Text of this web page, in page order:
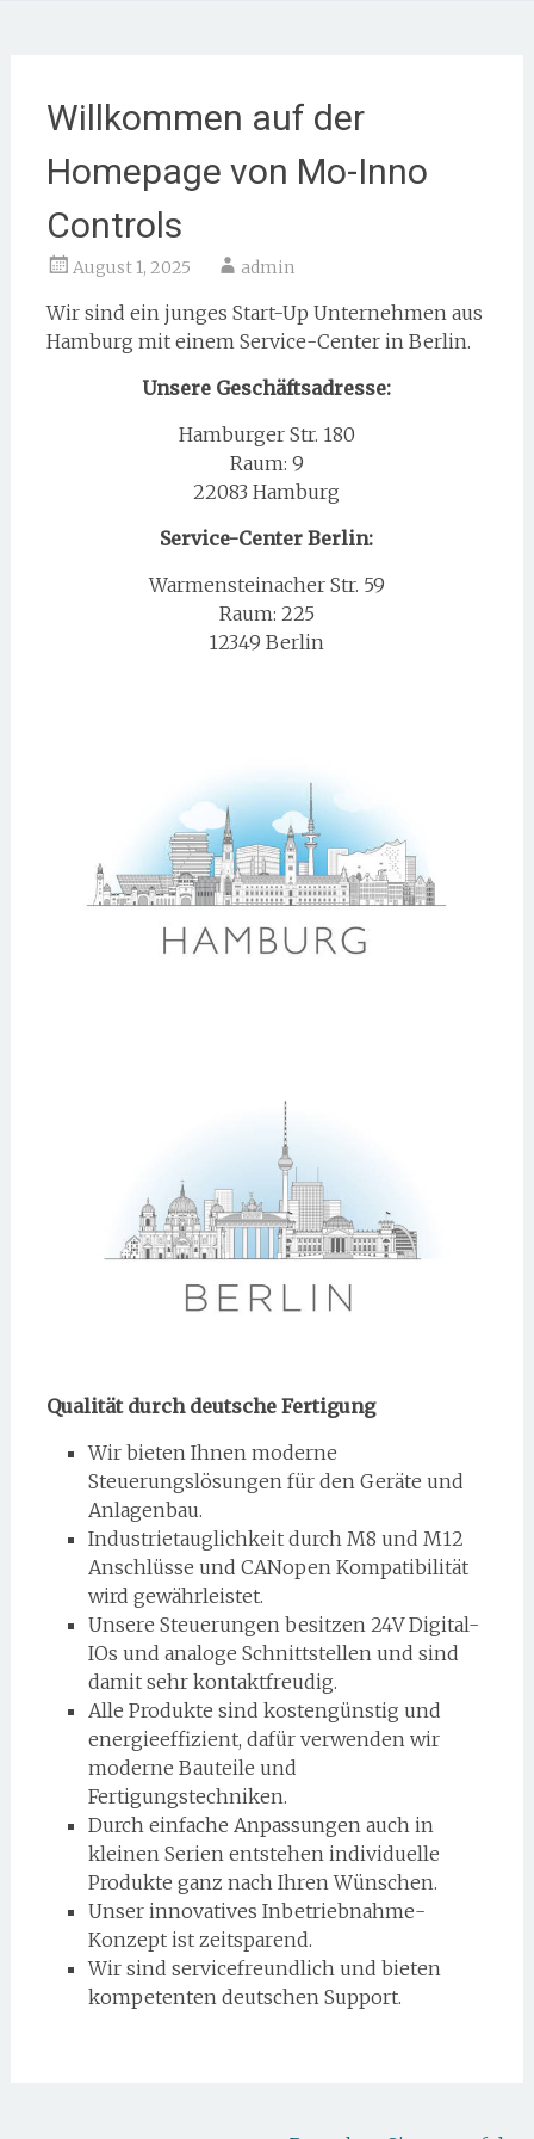
Willkommen auf der
Homepage von Mo-Inno
Controls
August 1, 2025 admin
Wir sind ein junges Start-Up Unternehmen aus
Hamburg mit einem Service-Center in Berlin.
Unsere Geschäftsadresse:
Hamburger Str. 180
Raum: 9
22083 Hamburg
Service-Center Berlin:
Warmensteinacher Str. 59
Raum: 225
12349 Berlin
Qualität durch deutsche Fertigung
Wir bieten Ihnen moderne
Steuerungslösungen für den Geräte und
Anlagenbau.
Industrietauglichkeit durch M8 und M12
Anschlüsse und CANopen Kompatibilität
wird gewährleistet.
Unsere Steuerungen besitzen 24V Digital-
IOs und analoge Schnittstellen und sind
damit sehr kontaktfreudig.
Alle Produkte sind kostengünstig und
energieeffizient, dafür verwenden wir
moderne Bauteile und
Fertigungstechniken.
Durch einfache Anpassungen auch in
kleinen Serien entstehen individuelle
Produkte ganz nach Ihren Wünschen.
Unser innovatives Inbetriebnahme-
Konzept ist zeitsparend.
Wir sind servicefreundlich und bieten
kompetenten deutschen Support.